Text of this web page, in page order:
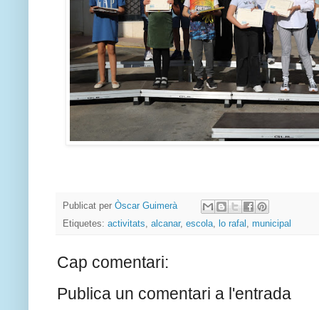
Publicat per Òscar Guimerà
Etiquetes: activitats, alcanar, escola, lo rafal , municipal
Cap comentari:
Publica un comentari a l'entrada